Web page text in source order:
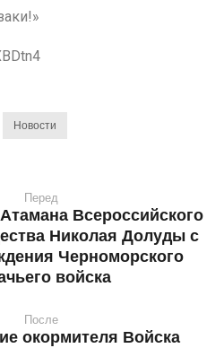
Новости
Перед
Всероссийского
Николая Долуды с
Черноморского
войска
После
окормителя Войска